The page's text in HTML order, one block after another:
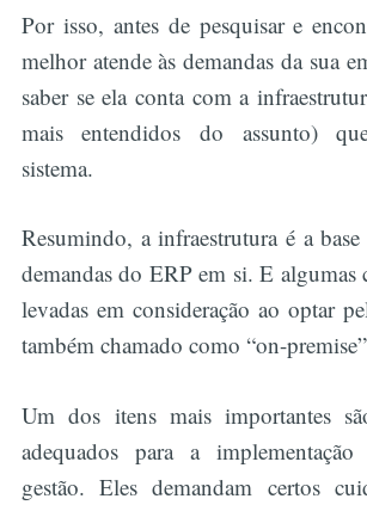
Por isso, antes de pesquisar e
melhor atende às demandas da sua
saber se ela conta com a
mais entendidos do assunto)
sistema.
Resumindo, a infraestrutura é a
demandas do ERP em si. E algumas
levadas em consideração ao optar
também chamado como “on-
Um dos itens mais importantes
adequados para a
gestão. Eles demandam certos